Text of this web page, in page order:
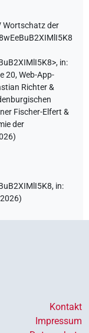
Wortschatz der
, in:
20, Web-App-
Richter &
Fischer-Elfert &
der
)
in:
)
Kontakt
Impressum